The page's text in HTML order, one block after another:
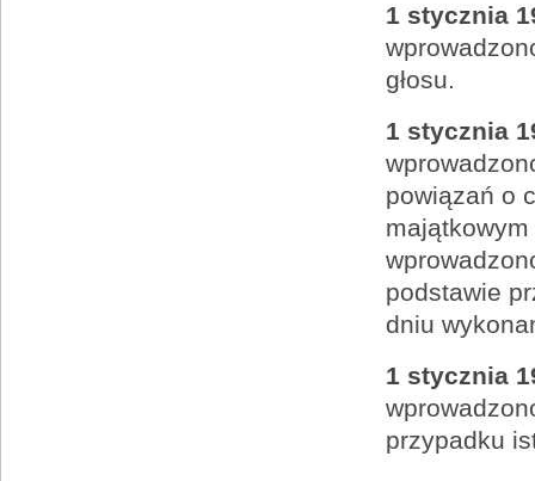
1 stycznia
głosu.
1 stycznia
powiązań o
podstawie
dniu
1 stycznia
przypadku